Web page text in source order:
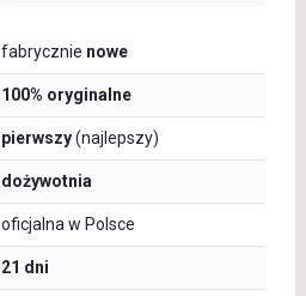
fabrycznie nowe
100% oryginalne
pierwszy(najlepszy)
dożywotnia
oficjalna w Polsce
21 dni